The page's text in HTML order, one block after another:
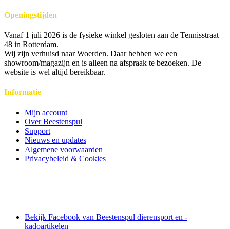
Openingstijden
Vanaf 1 juli 2026 is de fysieke winkel gesloten aan de Tennisstraat
48 in Rotterdam.
Wij zijn verhuisd naar Woerden. Daar hebben we een
showroom/magazijn en is alleen na afspraak te bezoeken. De
website is wel altijd bereikbaar.
Informatie
Mijn account
Over Beestenspul
Support
Nieuws en updates
Algemene voorwaarden
Privacybeleid & Cookies
Bekijk Facebook van Beestenspul dierensport en -
kadoartikelen